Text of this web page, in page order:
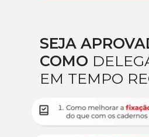
SEJA
COMO
EM TEMPO